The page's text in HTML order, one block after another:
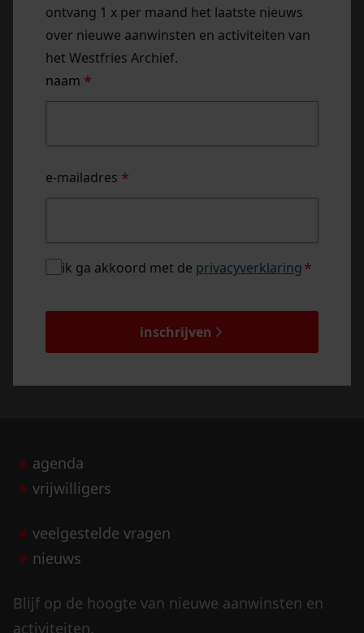
ontvang 1 x per maand het laatste nieuws
over nieuwe aanwinsten en activiteiten van
het Westfries Archief.
naam *
e-mailadres *
privacybeleid
ik ga akkoord met de privacyverklaring*
inschrijven
agenda
vrijwilligers
veelgestelde vragen
nieuws
Blijf op de hoogte van nieuwe aanwinsten en
activiteiten.